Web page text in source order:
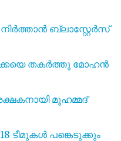
ബ്ലാസ്റ്റേർസ്
തകർത്തു മോഹൻ
മുഹമ്മദ്
ടീമുകൾ പങ്കെടുക്കും